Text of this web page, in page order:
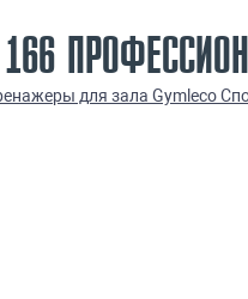
для зала Gymleco